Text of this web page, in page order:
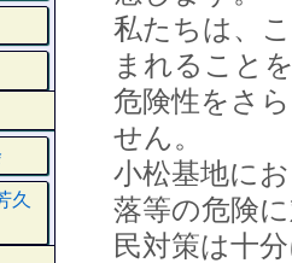
私たちは、
まれること
危険性をさ
せん。
小松基地に
落等の危険
民対策は十
久